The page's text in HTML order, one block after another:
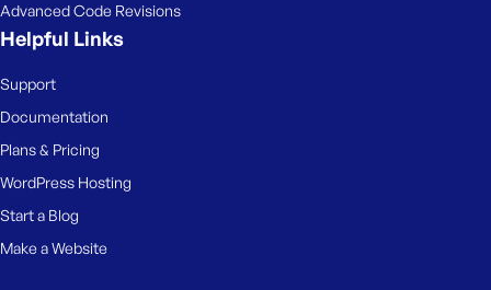
Advanced Code Revisions
Helpful Links
Support
Documentation
Plans & Pricing
WordPress Hosting
Start a Blog
Make a Website